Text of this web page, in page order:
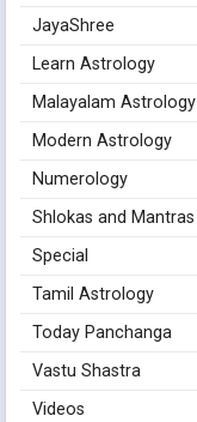
JayaShree
Learn Astrology
Malayalam Astrology
Modern Astrology
Numerology
Shlokas and Mantras
Special
Tamil Astrology
Today Panchanga
Vastu Shastra
Videos